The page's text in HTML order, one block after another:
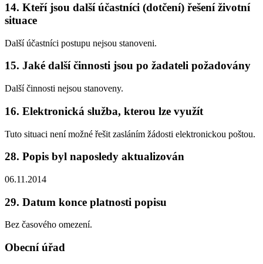
14. Kteří jsou další účastníci (dotčení) řešení životní
situace
Další účastníci postupu nejsou stanoveni.
15. Jaké další činnosti jsou po žadateli požadovány
Další činnosti nejsou stanoveny.
16. Elektronická služba, kterou lze využít
Tuto situaci není možné řešit zasláním žádosti elektronickou poštou.
28. Popis byl naposledy aktualizován
06.11.2014
29. Datum konce platnosti popisu
Bez časového omezení.
Obecní úřad